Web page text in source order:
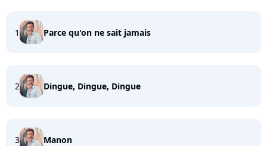
1 Parce qu'on ne sait jamais
2 Dingue, Dingue, Dingue
3 Manon